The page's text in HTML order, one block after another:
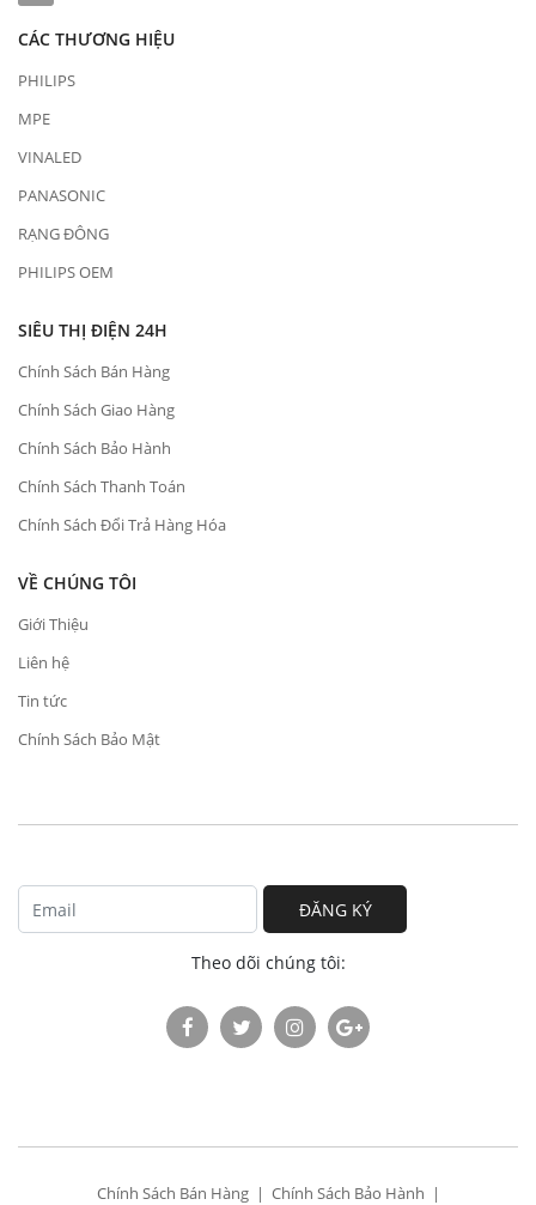
CÁC THƯƠNG HIỆU
PHILIPS
MPE
VINALED
PANASONIC
RẠNG ĐÔNG
PHILIPS OEM
SIÊU THỊ ĐIỆN 24H
Chính Sách Bán Hàng
Chính Sách Giao Hàng
Chính Sách Bảo Hành
Chính Sách Thanh Toán
Chính Sách Đổi Trả Hàng Hóa
VỀ CHÚNG TÔI
Giới Thiệu
Liên hệ
Tin tức
Chính Sách Bảo Mật
ĐĂNG KÝ
Theo dõi chúng tôi:
Chính Sách Bán Hàng Chính Sách Bảo Hành